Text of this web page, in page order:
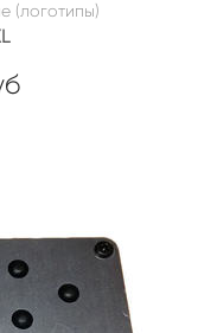
(логотипы)